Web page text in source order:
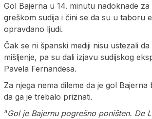
Gol Bajerna u 14. minutu nadoknade za
greškom sudija i čini se da su u taboru
opravdano ljudi.
Čak se ni španski mediji nisu ustezali
mišljenje, pa su dali izjavu sudijskog
Pavela Fernandesa.
Za njega nema dileme da je gol Bajerna
da ga je trebalo priznati.
“Gol je Bajernu pogrešno poništen. De